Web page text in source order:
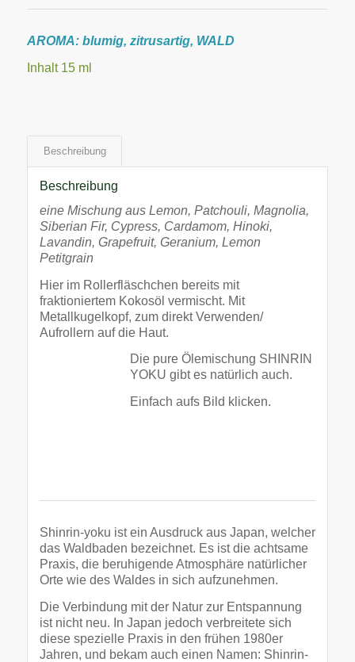
AROMA: blumig, zitrusartig, WALD
Inhalt 15 ml
Beschreibung
Beschreibung
eine Mischung aus Lemon, Patchouli, Magnolia,
Siberian Fir, Cypress, Cardamom, Hinoki,
Lavandin, Grapefruit, Geranium, Lemon
Petitgrain
Hier im Rollerfläschchen bereits mit
fraktioniertem Kokosöl vermischt. Mit
Metallkugelkopf, zum direkt Verwenden/
Aufrollern auf die Haut.
Die pure Ölemischung SHINRIN
YOKU gibt es natürlich auch.
Einfach aufs Bild klicken.
Shinrin-yoku ist ein Ausdruck aus Japan, welcher
das Waldbaden bezeichnet. Es ist die achtsame
Praxis, die beruhigende Atmosphäre natürlicher
Orte wie des Waldes in sich aufzunehmen.
Die Verbindung mit der Natur zur Entspannung
ist nicht neu. In Japan jedoch verbreitete sich
diese spezielle Praxis in den frühen 1980er
Jahren, und bekam auch einen Namen: Shinrin-